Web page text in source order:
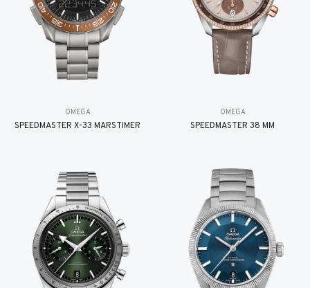
OMEGA
SPEEDMASTER X-33 MARSTIMER
OMEGA
SPEEDMASTER 38 MM